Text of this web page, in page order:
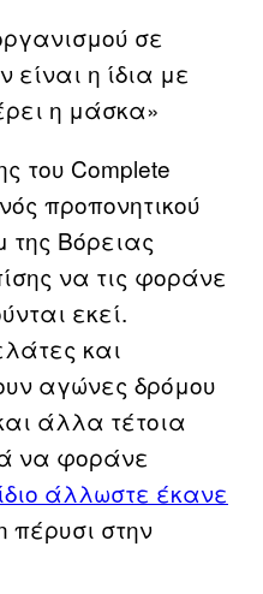
σε
η ίδια με
η μάσκα»
του Complete
προπονητικού
της Βόρειας
να τις φοράνε
εκεί.
και
αγώνες δρόμου
άλλα τέτοια
να φοράνε
άλλωστε έκανε
πέρυσι στην